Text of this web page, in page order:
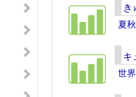
夏
キ
世